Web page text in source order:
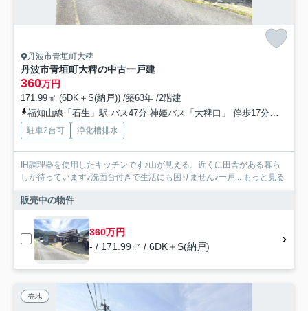
丹波市青垣町大稗
丹波市青垣町大稗の中古一戸建
360万円
171.99㎡ (6DK＋S(納戸)) /築63年 /2階建
福知山線「石生」駅 バス47分 神姫バス「大稗口」 停歩17分車30分 23.0km
駐車2台可 浄化槽排水
IH調理器を使用したキッチンです♪山が見える、近くに田舎がある暮ら
しが待っています♪洗面台付きで生活にも困りません♪一戸...
もっと見る
販売中の物件
360万円
- / 171.99㎡ / 6DK＋S(納戸)
売地